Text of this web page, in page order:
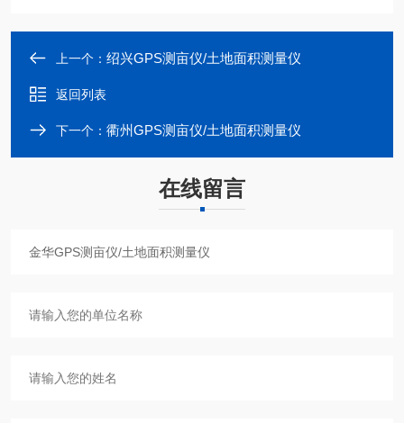
上一个： 绍兴GPS测亩仪/土地面积测量仪
返回列表
下一个： 衢州GPS测亩仪/土地面积测量仪
在线留言